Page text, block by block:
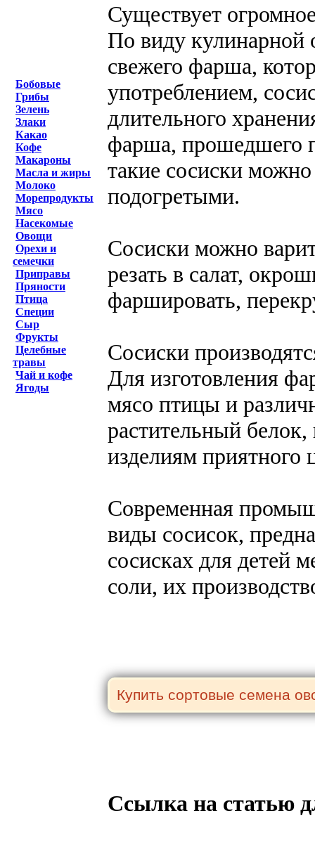
Бобовые
Грибы
Зелень
Злаки
Какао
Кофе
Макароны
Масла и жиры
Молоко
Морепродукты
Мясо
Насекомые
Овощи
Орехи и
семечки
Приправы
Пряности
Птица
Специи
Сыр
Фрукты
Целебные
травы
Чай и кофе
Ягоды
Существует
По виду кулинарной
свежего фарша,
употреблением,
длительного
фарша, прошедшего
такие сосиски
подогретыми.
Сосиски можно
резать в салат,
фаршировать,
Сосиски
Для изготовления
мясо птицы и
растительный
изделиям приятного
Современная
виды сосисок,
сосисках для детей
соли, их
Ссылка на статью